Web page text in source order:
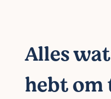
Alles
hebt om